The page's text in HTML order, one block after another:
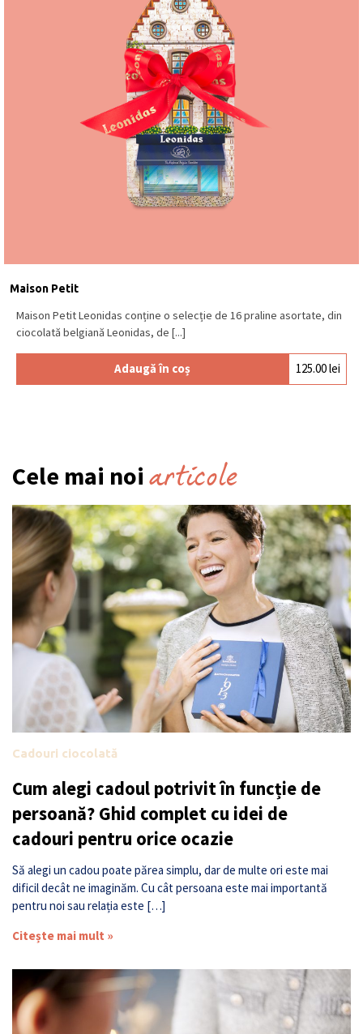
Maison Petit
Maison Petit Leonidas conține o selecție de 16 praline asortate, din
ciocolată belgiană Leonidas, de [...]
Adaugă în coș 125.00lei
Cele mai noi articole
Cadouri ciocolată
Cum alegi cadoul potrivit în funcție de
persoană? Ghid complet cu idei de
cadouri pentru orice ocazie
Să alegi un cadou poate părea simplu, dar de multe ori este mai
dificil decât ne imaginăm. Cu cât persoana este mai importantă
pentru noi sau relația este […]
Citește mai mult »